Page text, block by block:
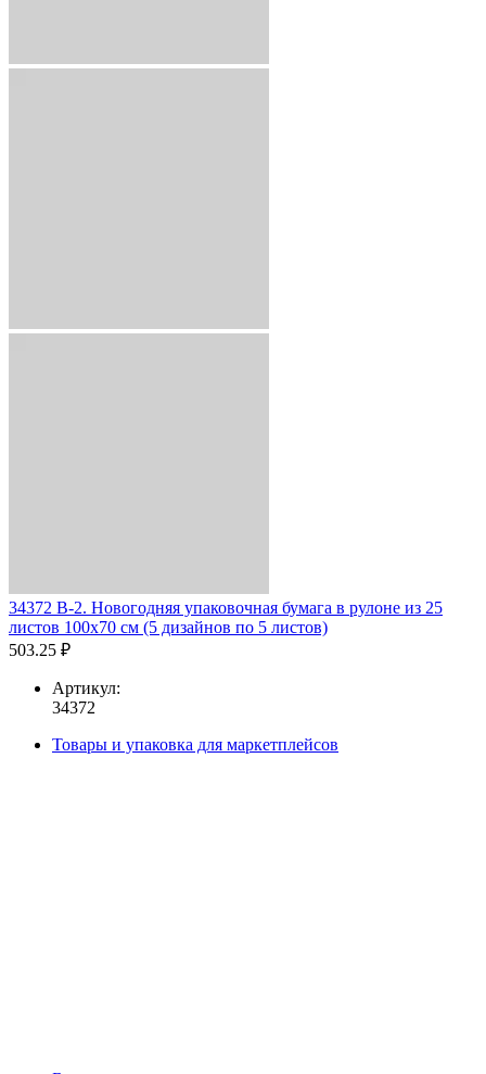
34372 В-2. Новогодняя упаковочная бумага в рулоне из 25
листов 100х70 см (5 дизайнов по 5 листов)
503.25 ₽
Артикул:
34372
Товары и упаковка для маркетплейсов